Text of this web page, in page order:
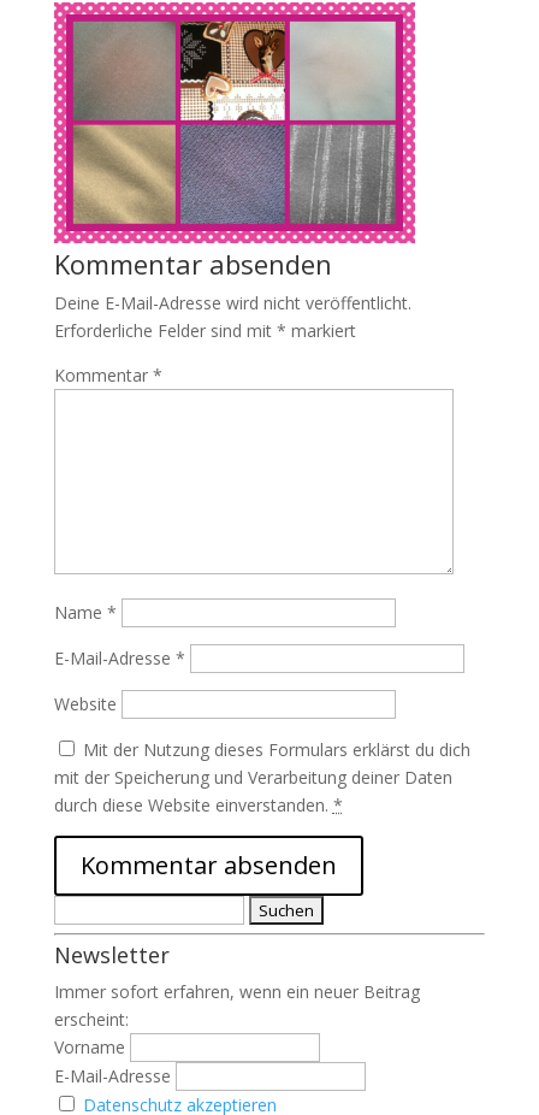
Kommentar absenden
Deine E-Mail-Adresse wird nicht veröffentlicht.
Erforderliche Felder sind mit * markiert
Kommentar *
Name *
E-Mail-Adresse *
Website
Mit der Nutzung dieses Formulars erklärst du dich
mit der Speicherung und Verarbeitung deiner Daten
durch diese Website einverstanden. *
nach:
Newsletter
Immer sofort erfahren, wenn ein neuer Beitrag
erscheint:
Vorname
E-Mail-Adresse
Datenschutz akzeptieren